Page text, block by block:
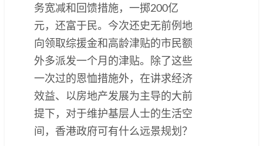
务宽减和回馈措施，一掷200亿
元，还富于民。今次还史无前例地
向领取综援金和高龄津贴的市民额
外多派发一个月的津贴。除了这些
一次过的恩恤措施外，在讲求经济
效益、以房地产发展为主导的大前
提下，对于维护基层人士的生活空
间，香港政府可有什么远景规划？